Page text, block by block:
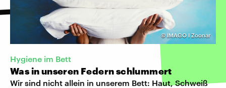
© IMAGO I Zoonar
Hygiene im Bett
Was in unseren Federn schlummert
Wir sind nicht allein in unserem Bett: Haut, Schweiß